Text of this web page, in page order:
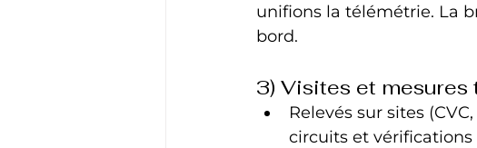
unifions la télémétrie. La
bord.
3) Visites et mesures
Relevés sur sites
circuits et vérifications